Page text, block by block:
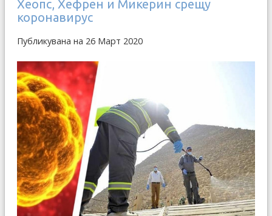
Хеопс, Хефрен и Микерин срещу
коронавирус
Публикувана на 26 Март 2020